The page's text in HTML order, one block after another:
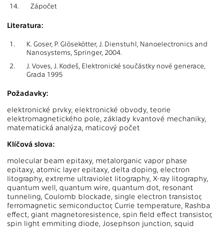
14.
Zápočet
Literatura:
1.
K. Goser, P. Glösekötter, J. Dienstuhl, Nanoelectronics and
Nanosystems, Springer, 2004.
2.
J. Voves, J. Kodeš, Elektronické součástky nové generace,
Grada 1995
Požadavky:
elektronické prvky, elektronické obvody, teorie
elektromagnetického pole, základy kvantové mechaniky,
matematická analýza, maticový počet
Klíčová slova:
molecular beam epitaxy, metalorganic vapor phase
epitaxy, atomic layer epitaxy, delta doping, electron
litography, extreme ultraviolet litography, X-ray litography,
quantum well, quantum wire, quantum dot, resonant
tunneling, Coulomb blockade, single electron transistor,
ferromagnetic semiconductor, Currie temperature, Rashba
effect, giant magnetoresistence, spin field effect transistor,
spin light emmiting diode, Josephson junction, squid